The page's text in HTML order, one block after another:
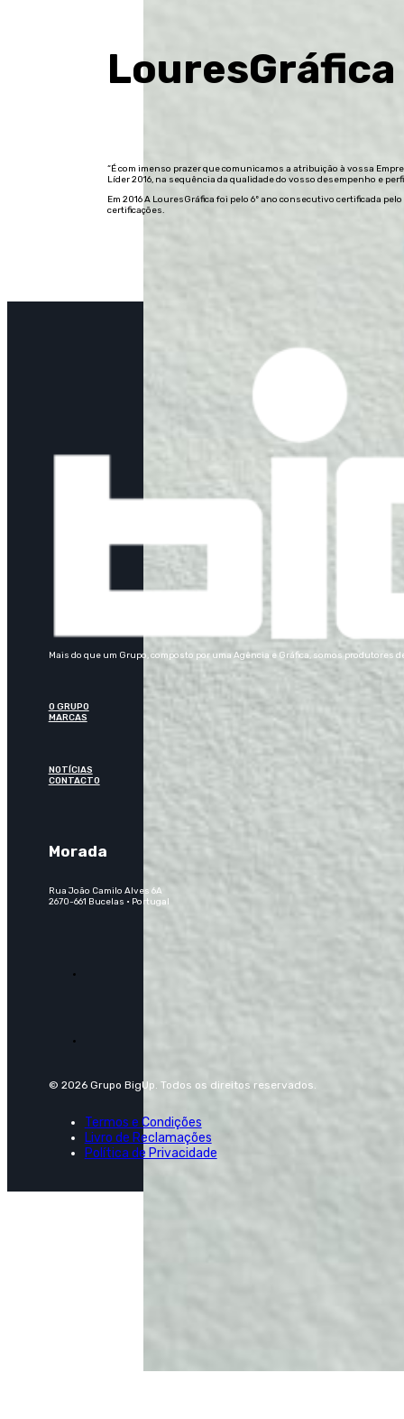
LouresGráfica
“É com imenso prazer que comunicamos a atribuição à vossa
Líder 2016, na sequência da qualidade do vosso desempenho e
Em 2016 A LouresGráfica foi pelo 6º ano consecutivo certificada
certificações.
Mais do que um Grupo, composto por uma Agência e Gráfica, somos produtores
O GRUPO
MARCAS
NOTÍCIAS
CONTACTO
Morada
Rua João Camilo Alves 6A
2670-661 Bucelas · Portugal
© 2026 Grupo BigUp. Todos os direitos reservados.
Termos e Condições
Livro de Reclamações
Política de Privacidade